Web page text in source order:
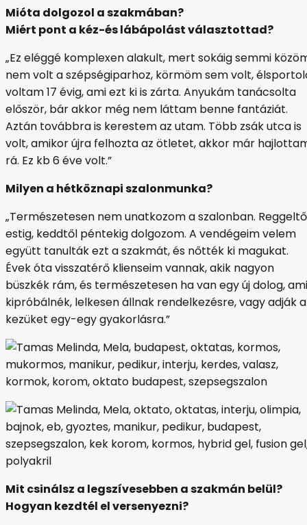
Mióta dolgozol a szakmában?
Miért pont a kéz-és lábápolást választottad?
„Ez eléggé komplexen alakult, mert sokáig semmi
nem volt a szépségiparhoz, körmöm sem volt,
voltam 17 évig, ami ezt ki is zárta. Anyukám tanácsolta
először, bár akkor még nem láttam benne fantáziát.
Aztán továbbra is kerestem az utam. Több zsák utca is
volt, amikor újra felhozta az ötletet, akkor már
rá. Ez kb 6 éve volt.”
Milyen a hétköznapi szalonmunka?
„Természetesen nem unatkozom a szalonban.
estig, keddtől péntekig dolgozom. A vendégeim velem
együtt tanulták ezt a szakmát, és nőtték ki magukat.
Évek óta visszatérő klienseim vannak, akik nagyon
büszkék rám, és természetesen ha van egy új dolog,
kipróbálnék, lelkesen állnak rendelkezésre, vagy adják a
kezüket egy-egy gyakorlásra.”
Mit csinálsz a legszívesebben a szakmán belül?
Hogyan kezdtél el versenyezni?